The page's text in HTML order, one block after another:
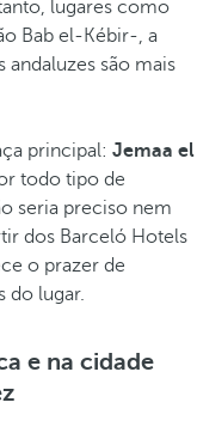
lugares como
Bab el-Kébir-, a
andaluzes são mais
principal: Jemaa el
todo tipo de
seria preciso nem
dos Barceló Hotels
o prazer de
do lugar.
e na cidade